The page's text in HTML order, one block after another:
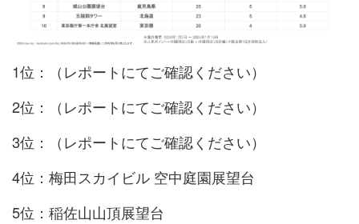
1位：（レポートにてご確認ください）
2位：（レポートにてご確認ください）
3位：（レポートにてご確認ください）
4位：梅田スカイビル 空中庭園展望台
5位：稲佐山山頂展望台